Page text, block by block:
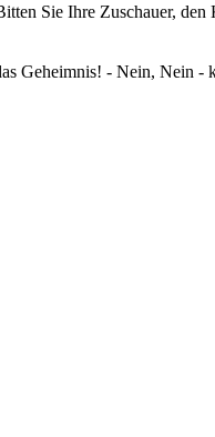
Sie Ihre Zuschauer, den
Geheimnis! - Nein, Nein -